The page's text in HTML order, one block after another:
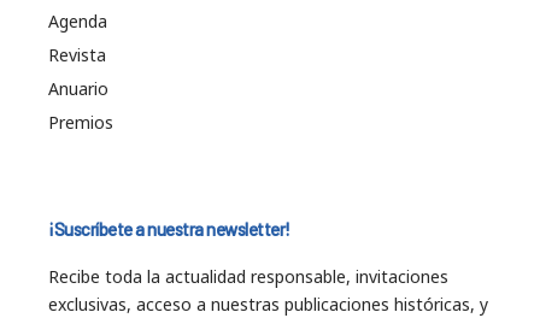
Agenda
Revista
Anuario
Premios
¡Suscríbete a nuestra newsletter!
Recibe toda la actualidad responsable, invitaciones
exclusivas, acceso a nuestras publicaciones históricas, y